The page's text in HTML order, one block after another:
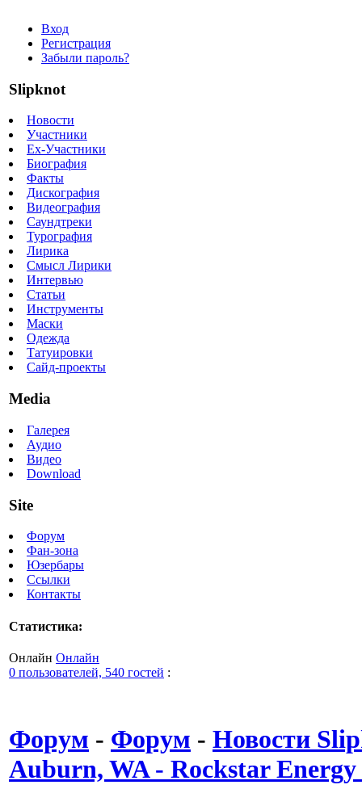
Вход
Регистрация
Забыли пароль?
Slipknot
Новости
Участники
Ex-Участники
Биография
Факты
Дискография
Видеография
Саундтреки
Турография
Лирика
Смысл Лирики
Интервью
Статьи
Инструменты
Маски
Одежда
Татуировки
Сайд-проекты
Media
Галерея
Аудио
Видео
Download
Site
Форум
Фан-зона
Юзербары
Ссылки
Контакты
Статистика:
Онлайн Онлайн
0 пользователей, 540 гостей :
Форум - Форум - Новости
Auburn, WA - Rockstar Energy